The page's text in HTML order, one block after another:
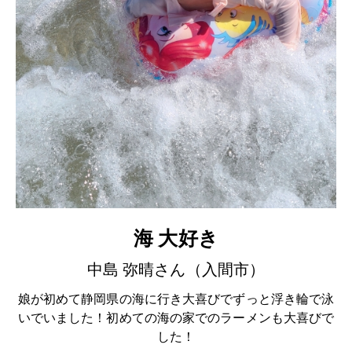
海 大好き
中島 弥晴さん（入間市）
娘が初めて静岡県の海に行き大喜びでずっと浮き輪で泳
いでいました！初めての海の家でのラーメンも大喜びで
した！